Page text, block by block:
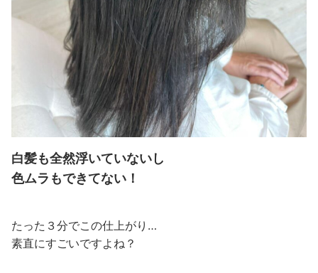
白髪も全然浮いていないし
色ムラもできてない！
たった３分でこの仕上がり…
素直にすごいですよね？